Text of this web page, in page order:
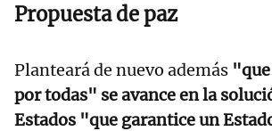
Propuesta de paz
Planteará de nuevo además
por todas" se avance en la
Estados "que garantice un